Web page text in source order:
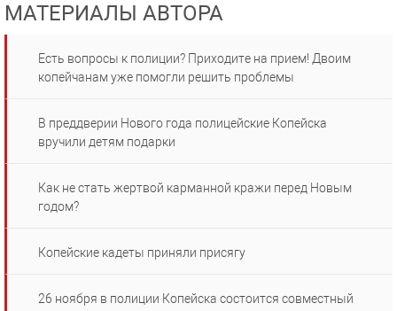
МАТЕРИАЛЫ АВТОРА
Есть вопросы к полиции? Приходите на прием! Двоим
копейчанам уже помогли решить проблемы
В преддверии Нового года полицейские Копейска
вручили детям подарки
Как не стать жертвой карманной кражи перед Новым
годом?
Копейские кадеты приняли присягу
26 ноября в полиции Копейска состоится совместный